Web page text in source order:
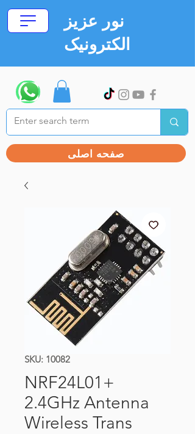
نور عزیز
الکترونیک
صفحه اصلی
SKU: 10082
NRF24L01+
2.4GHz Antenna
Wireless Trans